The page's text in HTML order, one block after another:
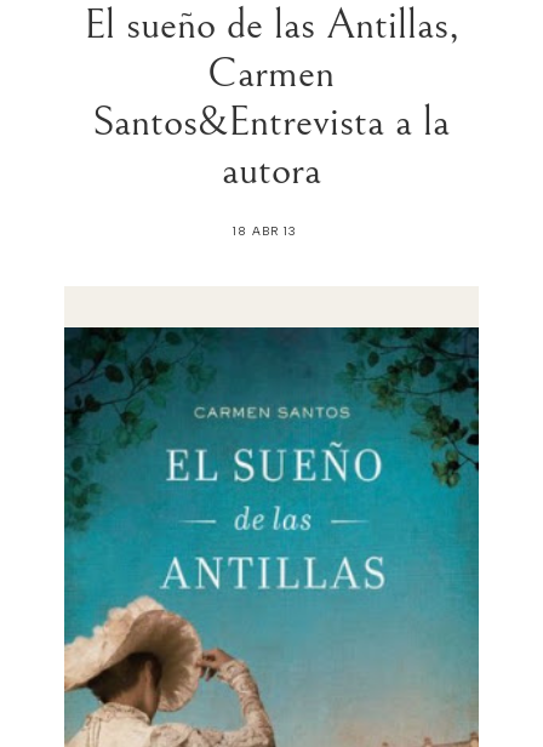
El sueño de las Antillas,
Carmen
Santos&Entrevista a la
autora
18 ABR 13